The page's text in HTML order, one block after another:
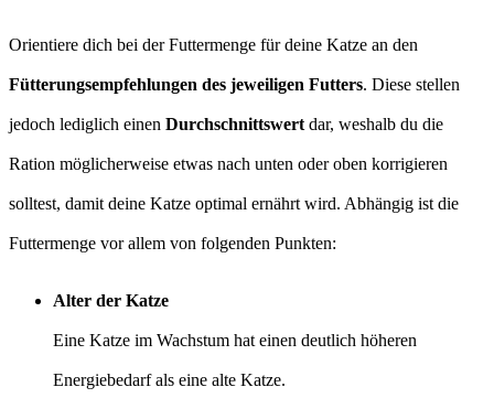
Orientiere dich bei der Futtermenge für deine Katze an den
Fütterungsempfehlungen des jeweiligen Futters. Diese stellen
jedoch lediglich einen Durchschnittswert dar, weshalb du die
Ration möglicherweise etwas nach unten oder oben korrigieren
solltest, damit deine Katze optimal ernährt wird. Abhängig ist die
Futtermenge vor allem von folgenden Punkten:
Alter der Katze
Eine Katze im Wachstum hat einen deutlich höheren
Energiebedarf als eine alte Katze.